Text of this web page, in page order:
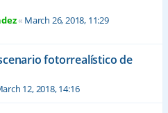
« March 26, 2018, 11:29
fotorrealístico de
12, 2018, 14:16